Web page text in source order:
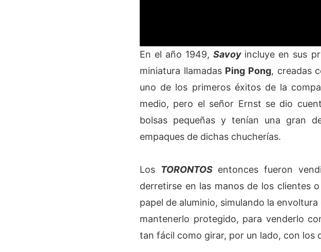
En el año 1949,Savoy incluye en sus
miniatura llamadas Ping Pong, creadas
uno de los primeros éxitos de la
medio, pero el señor Ernst se dio
bolsas pequeñas y tenían una gran
empaques de dichas chucherías.
Los TORONTOS entonces fueron
derretirse en las manos de los clientes
papel de aluminio, simulando la
mantenerlo protegido, para venderlo
tan fácil como girar, por un lado, con los